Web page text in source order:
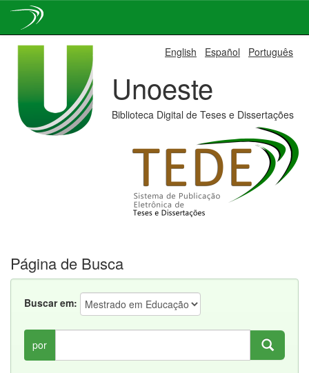
English Español Português
Unoeste
Biblioteca Digital de Teses e Dissertações
Página de Busca
Buscar em:
por